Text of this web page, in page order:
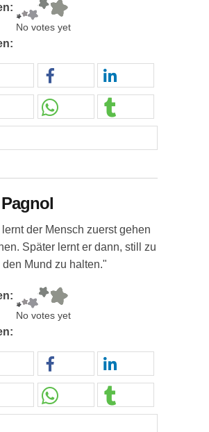
No votes yet
der Mensch zuerst gehen
Später lernt er dann, still zu
Mund zu halten."
No votes yet